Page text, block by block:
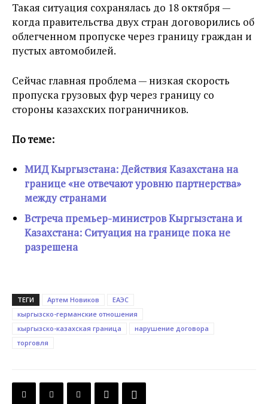
Такая ситуация сохранялась до 18 октября —
когда правительства двух стран договорились об
облегченном пропуске через границу граждан и
пустых автомобилей.
Сейчас главная проблема — низкая скорость
пропуска грузовых фур через границу со
стороны казахских пограничников.
По теме:
МИД Кыргызстана: Действия Казахстана на
границе «не отвечают уровню партнерства»
между странами
Встреча премьер-министров Кыргызстана и
Казахстана: Ситуация на границе пока не
разрешена
ТЕГИ Артем Новиков
ЕАЭС
кыргызско-германские отношения
кыргызско-казахская граница
нарушение договора
торговля